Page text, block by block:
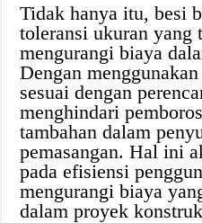
Tidak hanya itu, besi
toleransi ukuran yang
mengurangi biaya
Dengan
sesuai dengan
menghindari
tambahan dalam
pemasangan. Hal ini
pada efisiensi
mengurangi biaya
dalam proyek